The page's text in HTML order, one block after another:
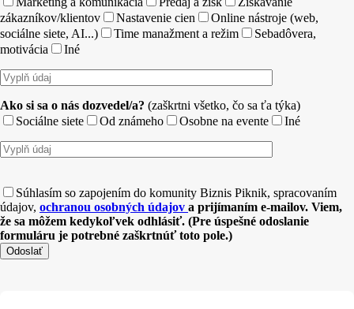
zákazníkov/klientov
Nastavenie cien
Online nástroje (web,
sociálne siete, AI...)
Time manažment a režim
Sebadôvera,
motivácia
Iné
Ako si sa o nás dozvedel/a? (zaškrtni všetko, čo sa ťa týka)
Sociálne siete
Od známeho Osobne na evente Iné
Súhlasím so zapojením do komunity Biznis Piknik, spracovaním
údajov, ochranou osobných údajov a prijímaním e-mailov. Viem,
že sa môžem kedykoľvek odhlásiť. (Pre úspešné odoslanie
formuláru je potrebné zaškrtnúť toto pole.)